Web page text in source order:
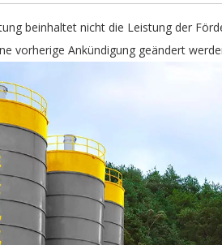
beinhaltet nicht die Leistung der
vorherige Ankündigung geändert